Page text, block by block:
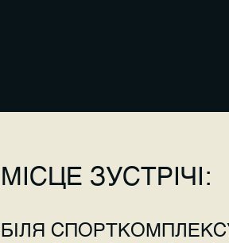
МІСЦЕ ЗУСТРІЧІ:
БІЛЯ